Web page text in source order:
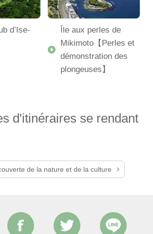
d’Ise-
Île aux perles de
Mikimoto【Perles et
démonstration des
plongeuses】
d'itinéraires se rendant
de la nature et de la culture